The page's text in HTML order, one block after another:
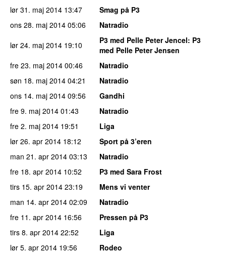
lør 31. maj 2014 13:47
Smag på P3
ons 28. maj 2014 05:06
Natradio
lør 24. maj 2014 19:10 P3 med Pelle Peter Jencel: P3
med Pelle Peter Jensen
fre 23. maj 2014 00:46
Natradio
søn 18. maj 2014 04:21
Natradio
ons 14. maj 2014 09:56
Gandhi
fre 9. maj 2014 01:43
Natradio
fre 2. maj 2014 19:51
Liga
lør 26. apr 2014 18:12
Sport på 3’eren
man 21. apr 2014 03:13
Natradio
fre 18. apr 2014 10:52
P3 med Sara Frost
tirs 15. apr 2014 23:19
Mens vi venter
man 14. apr 2014 02:09
Natradio
fre 11. apr 2014 16:56
Pressen på P3
tirs 8. apr 2014 22:52
Liga
lør 5. apr 2014 19:56
Rodeo